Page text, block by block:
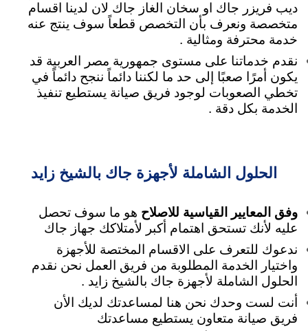
ديب فريزر جاك او سخان الغاز جاك لان لدينا اقسام
متخصصة ونعرف بأن التخصص قطعاً سوف ينتج عنه
خدمة محترفة ومثالية .
نقدم خدماتنا على مستوى جمهورية مصر العربية قد
يكون أمرًا صعبًا إلى حد ما لكننا دائماً ننجح دائماً في
تخطي الصعوبات لوجود فريق صيانة يستطيع تنفيذ
الخدمة بكل دقة .
الحلول الشاملة لأجهزة جاك بالشيخ زايد
وفق المعايير القياسية للاصلاح هو ما سوف تحصل
عليه لأنك تستحق اهتمام أكبر لأمتلاكك جهاز جاك
ندعوك للتعرف على الاقسام المختصة للأجهزة
واختيار الخدمة المطلوبة من فريق العمل نحن نقدم
الحلول الشاملة لأجهزة جاك بالشيخ زايد .
أنت لست وحدك نحن هنا لمساعدتك لديك الأن
فريق صيانة متعاون يستطيع مساعدتك